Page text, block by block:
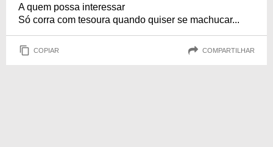
A quem possa interessar
Só corra com tesoura quando quiser se machucar...
COPIAR COMPARTILHAR